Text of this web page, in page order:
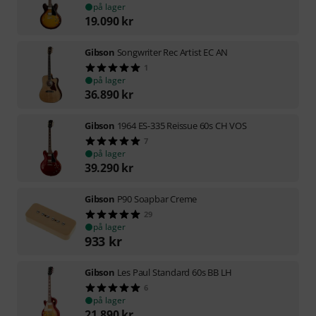
på lager
19.090 kr
Gibson Songwriter Rec Artist EC AN
1
på lager
36.890 kr
Gibson 1964 ES-335 Reissue 60s CH VOS
7
på lager
39.290 kr
Gibson P90 Soapbar Creme
29
på lager
933 kr
Gibson Les Paul Standard 60s BB LH
6
på lager